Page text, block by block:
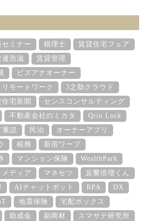
セミナー 税理士
賃貸住宅フェア
邊浩滋
賃貸管理
ビズアナオーナー
リモートワーク
3之助クラウド
住宅新聞
センスコンサルティング
不動産会社のミカタ
Qrio Lock
重説 民泊
オーナーアプリ
税務
新宿ワープ
マンション保険
WealthPark
メディア マネセツ
反響倍増くん
AIチャットボット RPA
DX
地震保険
宅配ボックス
助成金 副商材
スマサテ研究所